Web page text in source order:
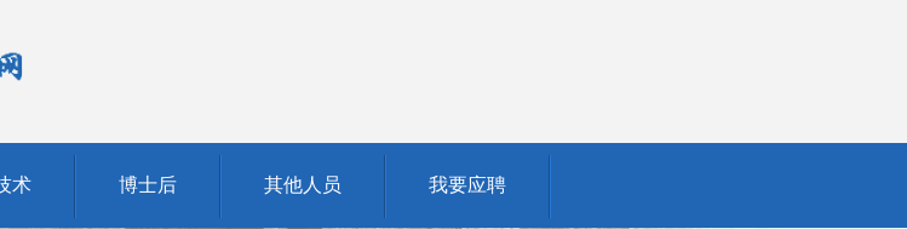
术 博士后 其他人员 我要应聘